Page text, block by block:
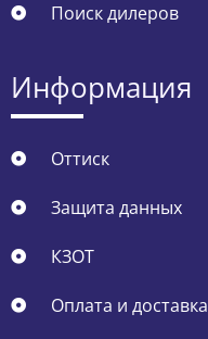
Поиск дилеров
Информация
Оттиск
Защита данных
КЗОТ
Оплата и доставка